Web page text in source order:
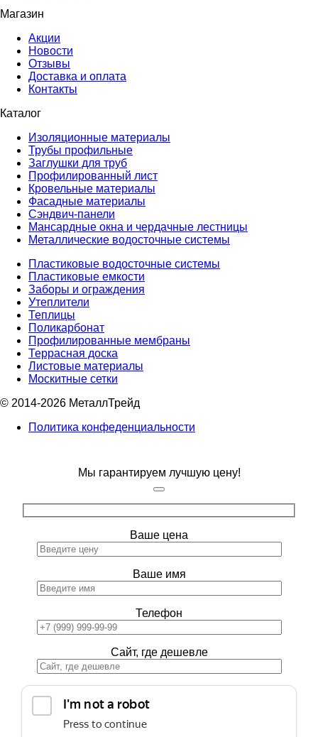
Магазин
Акции
Новости
Отзывы
Доставка и оплата
Контакты
Каталог
Изоляционные материалы
Трубы профильные
Заглушки для труб
Профилированный лист
Кровельные материалы
Фасадные материалы
Сэндвич-панели
Мансардные окна и чердачные лестницы
Металлические водосточные системы
Пластиковые водосточные системы
Пластиковые емкости
Заборы и ограждения
Утеплители
Теплицы
Поликарбонат
Профилированные мембраны
Террасная доска
Листовые материалы
Москитные сетки
© 2014-2026 МеталлТрейд
Политика конфеденциальности
Мы гарантируем лучшую цену!
Ваше цена
Ваше имя
Телефон
Сайт, где дешевле